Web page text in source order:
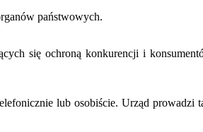
państwowych.
się ochroną konkurencji i
lub osobiście. Urząd prowadzi